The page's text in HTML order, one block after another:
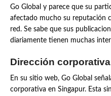
Go Global y parece que su
afectado mucho su reputación
red. Se sabe que sus
diariamente tienen muchas
Dirección corporativa
En su sitio web, Go Global
corporativa en Singapur. Esta